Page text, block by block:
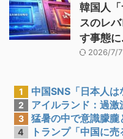
韓国人
スのレ
す事態
2026/7/7
1 中国SNS「日本人
2 アイルランド：過
3 猛暑の中で意識朦
4
トランプ「中国に